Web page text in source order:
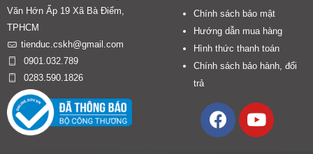
Văn Hớn Ấp 19 Xã Bà Điểm,
TPHCM
tienduc.cskh@gmail.com
0901.032.789
0283.590.1826
Chính sách bảo mật
Hướng dẫn mua hàng
Hình thức thanh toán
Chính sách bảo hành, đổi
trả